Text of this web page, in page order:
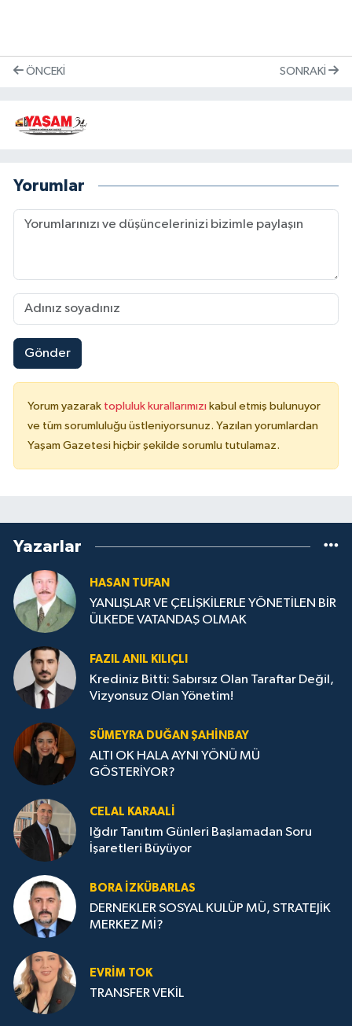
ÖNCEKI SONRAKI
Yorumlar
Gönder
Yorum yazarak topluluk kurallarımızı kabul etmiş bulunuyor
ve tüm sorumluluğu üstleniyorsunuz. Yazılan yorumlardan
Yaşam Gazetesi hiçbir şekilde sorumlu tutulamaz.
Yazarlar
HASAN TUFAN
YANLIŞLAR VE ÇELİŞKİLERLE YÖNETİLEN BİR
ÜLKEDE VATANDAŞ OLMAK
FAZIL ANIL KILIÇLI
Krediniz Bitti: Sabırsız Olan Taraftar Değil,
Vizyonsuz Olan Yönetim!
SÜMEYRA DUĞAN ŞAHINBAY
ALTI OK HALA AYNI YÖNÜ MÜ
GÖSTERİYOR?
CELAL KARAALİ
Iğdır Tanıtım Günleri Başlamadan Soru
İşaretleri Büyüyor
BORA İZKÜBARLAS
DERNEKLER SOSYAL KULÜP MÜ, STRATEJİK
MERKEZ Mİ?
EVRİM TOK
TRANSFER VEKİL